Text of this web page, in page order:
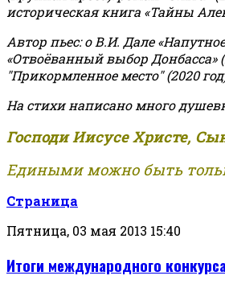
историческая книга «Тайны
Автор пьес: о В.И. Дале
«Отвоёванный выбор Донбасса»
"Прикормленное место" (2020
На стихи написано много
Господи Иисусе Христе,
Едиными можно быть
Страница
Пятница, 03 мая 2013 15:40
Итоги международного